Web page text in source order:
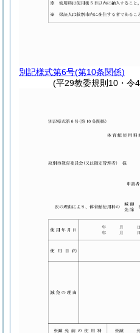
別記様式第6号(第10条関係)
(平29教委規則10・令